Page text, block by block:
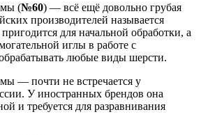
(№60) — всё ещё довольно грубая
производителей называется
для начальной обработки, а
иглы в работе с
любые виды шерсти.
— почти не встречается у
У иностранных брендов она
и требуется для разравнивания